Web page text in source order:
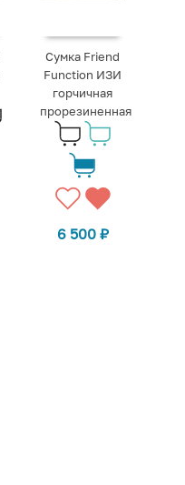
Сумка Friend
Function ИЗИ
горчичная
прорезиненная
6 500 ₽